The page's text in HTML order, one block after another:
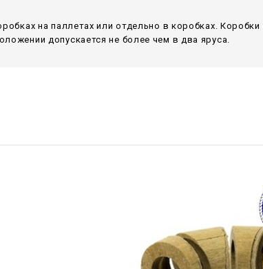
на паллетах или отдельно в коробках.
допускается не более чем в два яруса.